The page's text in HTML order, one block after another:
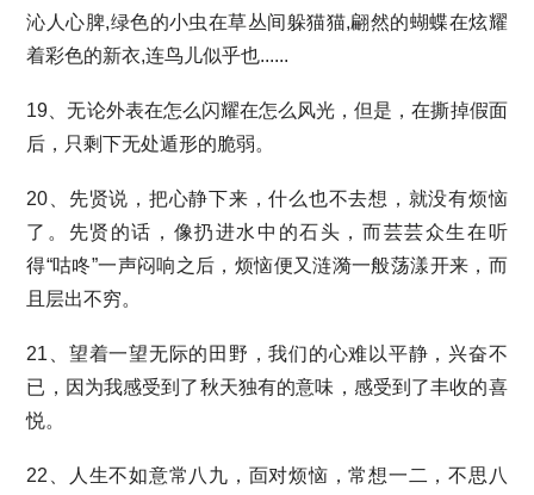
沁人心脾,绿色的小虫在草丛间躲猫猫,翩然的蝴蝶在炫耀
着彩色的新衣,连鸟儿似乎也......
19、无论外表在怎么闪耀在怎么风光，但是，在撕掉假面
后，只剩下无处遁形的脆弱。
20、先贤说，把心静下来，什么也不去想，就没有烦恼
了。先贤的话，像扔进水中的石头，而芸芸众生在听
得“咕咚”一声闷响之后，烦恼便又涟漪一般荡漾开来，而
且层出不穷。
21、望着一望无际的田野，我们的心难以平静，兴奋不
已，因为我感受到了秋天独有的意味，感受到了丰收的喜
悦。
22、人生不如意常八九，靣对烦恼，常想一二，不思八